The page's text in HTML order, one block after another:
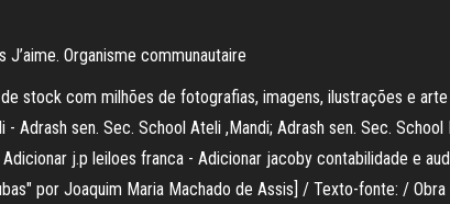
Organisme communautaire
stock com milhões de fotografias, imagens, ilustrações e
Adrash sen. Sec. School Ateli ,Mandi; Adrash sen. Sec.
j.p leiloes franca - Adicionar jacoby contabilidade e
por Joaquim Maria Machado de Assis] / Texto-fonte: /